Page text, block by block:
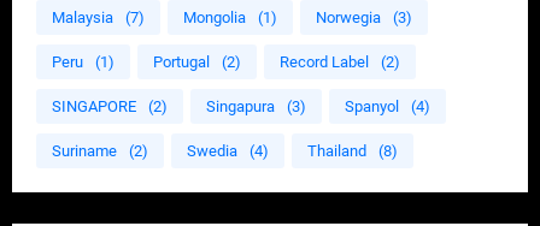
Malaysia (7) Mongolia (1) Norwegia (3)
Peru (1) Portugal (2) Record Label (2)
SINGAPORE (2) Singapura (3) Spanyol (4)
Suriname (2) Swedia (4) Thailand (8)